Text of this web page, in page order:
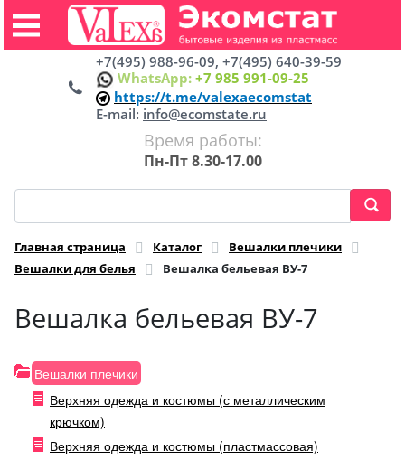
+7(495) 988-96-09, +7(495) 640-39-59
WhatsApp: +7 985 991-09-25
https://t.me/valexaecomstat
E-mail: info@ecomstate.ru
Время работы:
Пн-Пт 8.30-17.00
Главная страница Каталог
Вешалки плечики
Вешалки для белья
Вешалка бельевая ВУ-7
Вешалка бельевая ВУ-7
Вешалки плечики
Верхняя одежда и костюмы (с металлическим
крючком)
Верхняя одежда и костюмы (пластмассовая)